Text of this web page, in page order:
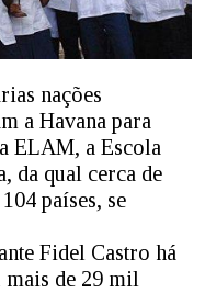
nações
a Havana para
ELAM, a Escola
da qual cerca de
países, se
Fidel Castro há
mais de 29 mil